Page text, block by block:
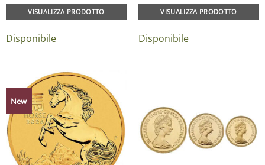
VISUALIZZA PRODOTTO
Disponibile
VISUALIZZA PRODOTTO
Disponibile
New